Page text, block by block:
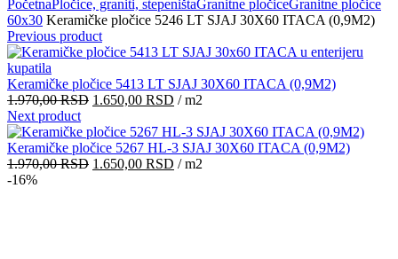
PočetnaPločice, graniti, stepeništaGranitne pločiceGranitne pločice
60x30 Keramičke pločice 5246 LT SJAJ 30X60 ITACA (0,9M2)
Previous product
Keramičke pločice 5413 LT SJAJ 30X60 ITACA (0,9M2)
1.970,00RSD Originalna
je
bila:
1.970,00 RSD.
1.650,00 RSD Trenutna
je:
1.650,00 RSD.
/ m2
Next product
Keramičke pločice 5267 HL-3 SJAJ 30X60 ITACA (0,9M2)
1.970,00RSD Originalna
1.650,00 RSD Trenutna
/ m2
-16%